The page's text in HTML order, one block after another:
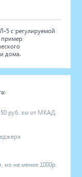
5 с регулируемой
пример
дома.
руб. км от МКАД
но не менее 1000р